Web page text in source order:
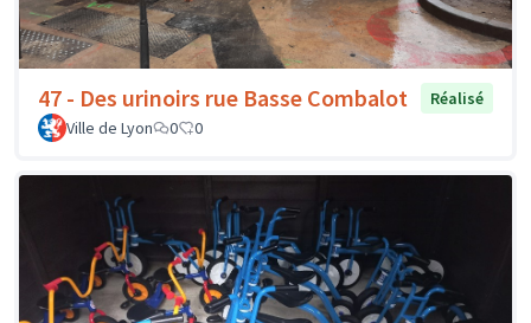
47 - Des urinoirs rue Basse Combalot
Réalisé
Ville de Lyon
0 0